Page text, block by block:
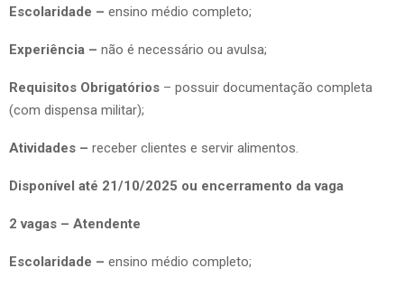
Escolaridade – ensino médio completo;
Experiência – não é necessário ou avulsa;
Requisitos Obrigatórios – possuir documentação completa
(com dispensa militar);
Atividades – receber clientes e servir alimentos.
Disponível até 21/10/2025 ou encerramento da vaga
2 vagas – Atendente
Escolaridade – ensino médio completo;